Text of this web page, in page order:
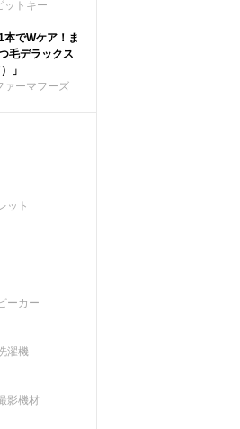
ットキー
でWケア！ま
毛デラックス
」
ァーマフーズ
ット
ーカー
濯機
影機材